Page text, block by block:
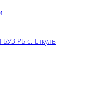
РБ с. Еткуль